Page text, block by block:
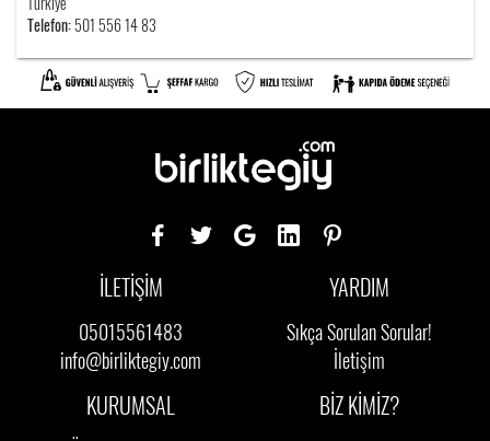
Telefon:501 556 14 83
İLETİŞİM
05015561483
info@birliktegiy.com
YARDIM
Sıkça Sorulan Sorular!
İletişim
KURUMSAL BİZ KİMİZ?